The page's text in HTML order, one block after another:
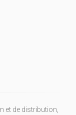
et de distribution,